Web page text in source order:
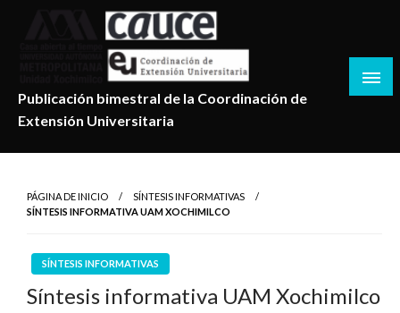
Publicación bimestral de la Coordinación de
Extensión Universitaria
PÁGINA DE INICIO
SÍNTESIS INFORMATIVAS
SÍNTESIS INFORMATIVA UAM XOCHIMILCO
SÍNTESIS INFORMATIVAS
Síntesis informativa UAM Xochimilco